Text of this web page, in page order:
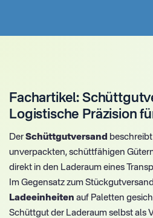
Fachartikel:
Logistische Präzision
Der Schüttgutversand
unverpackten, schüttfähigen
direkt in den Laderaum eines
Im Gegensatz zum
Ladeeinheiten auf Paletten
Schüttgut der Laderaum selbst als